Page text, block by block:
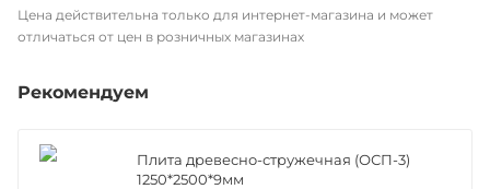
Цена действительна только для интернет-магазина и может
отличаться от цен в розничных магазинах
Рекомендуем
Плита древесно-стружечная (ОСП-3)
1250*2500*9мм